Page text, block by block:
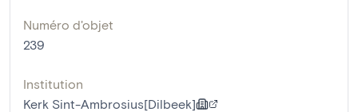
Numéro d'objet
239
Institution
Kerk Sint-Ambrosius[Dilbeek]